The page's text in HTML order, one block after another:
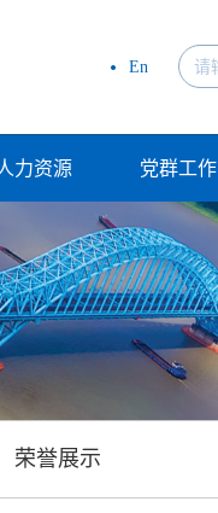
En
力资源 党群工作
荣誉展示